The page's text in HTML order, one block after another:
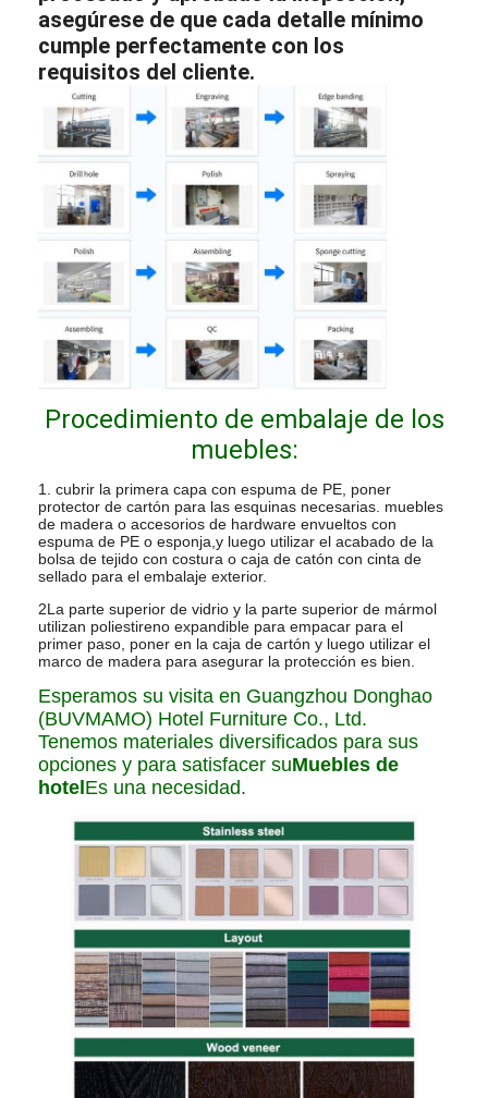
asegúrese de que cada detalle mínimo
cumple perfectamente con los
requisitos del cliente.
Procedimiento de embalaje de los
muebles:
1. cubrir la primera capa con espuma de PE, poner
protector de cartón para las esquinas necesarias. muebles
de madera o accesorios de hardware envueltos con
espuma de PE o esponja,y luego utilizar el acabado de la
bolsa de tejido con costura o caja de catón con cinta de
sellado para el embalaje exterior.
2La parte superior de vidrio y la parte superior de mármol
utilizan poliestireno expandible para empacar para el
primer paso, poner en la caja de cartón y luego utilizar el
marco de madera para asegurar la protección es bien.
Esperamos su visita en Guangzhou Donghao
(BUVMAMO) Hotel Furniture Co., Ltd.
Tenemos materiales diversificados para sus
opciones y para satisfacer suMuebles de
hotel Es una necesidad.